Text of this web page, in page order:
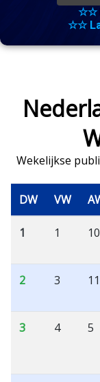
☆☆
☆☆
Wekelijkse
DW
VW
1 1 10
2 3 11
3 4 5